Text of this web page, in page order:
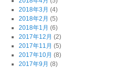
2018年3月 (4)
2018年2月 (5)
2018年1月 (6)
2017年12月 (2)
2017年11月 (5)
2017年10月 (8)
2017年9月 (8)